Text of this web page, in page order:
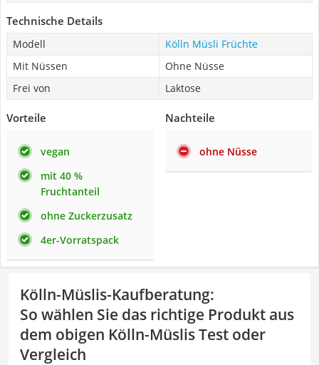
Technische Details
Modell
Kölln Müsli Früchte
Mit Nüssen
Ohne Nüsse
Frei von
Laktose
Vorteile
vegan
mit 40 %
Fruchtanteil
ohne Zuckerzusatz
4er-Vorratspack
Nachteile
ohne Nüsse
Kölln-Müslis-Kaufberatung:
So wählen Sie das richtige Produkt aus
dem obigen Kölln-Müslis Test oder
Vergleich